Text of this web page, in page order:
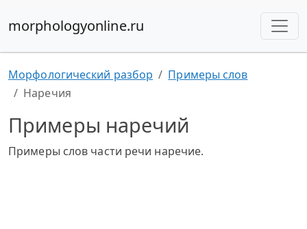
morphologyonline.ru
Морфологический разбор
Примеры слов
Наречия
Примеры наречий
Примеры слов части речи наречие.